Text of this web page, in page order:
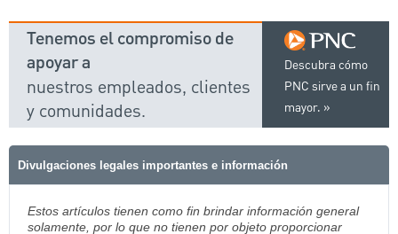
Descubra cómo
PNC sirve a un fin
mayor.
Tenemos el compromiso de
apoyar a
nuestros empleados, clientes
y comunidades.
Divulgaciones legales importantes e información
Estos artículos tienen como fin brindar información general
solamente, por lo que no tienen por objeto proporcionar